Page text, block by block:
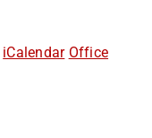
iCalendar Office